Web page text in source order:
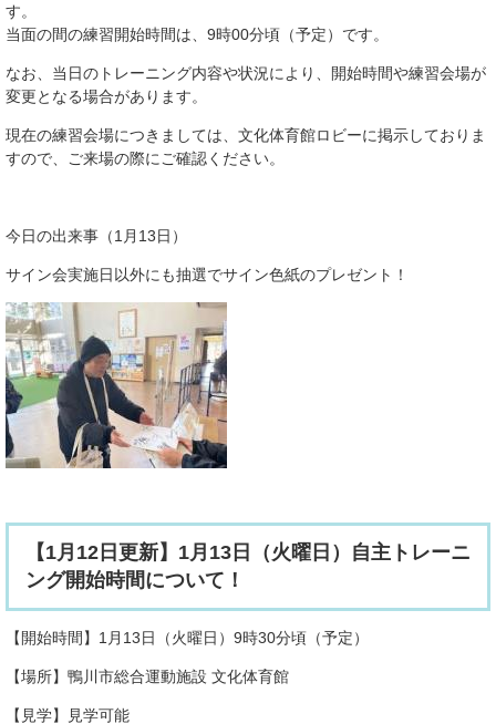
す。
当面の間の練習開始時間は、9時00分頃（予定）です。
なお、当日のトレーニング内容や状況により、開始時間や練習会場が
変更となる場合があります。
現在の練習会場につきましては、文化体育館ロビーに掲示しておりま
すので、ご来場の際にご確認ください。
今日の出来事（1月13日）
サイン会実施日以外にも抽選でサイン色紙のプレゼント！
【1月12日更新】1月13日（火曜日）自主トレーニ
ング開始時間について！
【開始時間】1月13日（火曜日）9時30分頃（予定）
【場所】鴨川市総合運動施設 文化体育館
【見学】見学可能